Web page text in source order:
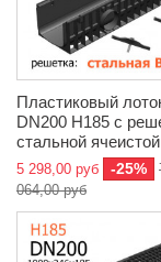
Пластиковый
DN200 H185 с
стальной ячеистой
5 298,00 руб -25%
064,00 руб